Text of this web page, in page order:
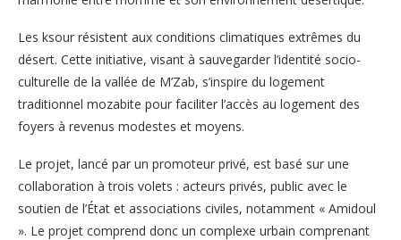
Les ksour résistent aux conditions climatiques extrêmes du
désert. Cette initiative, visant à sauvegarder l’identité socio-
culturelle de la vallée de M’Zab, s’inspire du logement
traditionnel mozabite pour faciliter l’accès au logement des
foyers à revenus modestes et moyens.
Le projet, lancé par un promoteur privé, est basé sur une
collaboration à trois volets : acteurs privés, public avec le
soutien de l’État et associations civiles, notamment « Amidoul
». Le projet comprend donc un complexe urbain comprenant